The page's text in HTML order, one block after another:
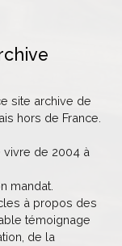
site archive de
hors de France.
vivre de 2004 à
mandat.
à propos des
témoignage
de la